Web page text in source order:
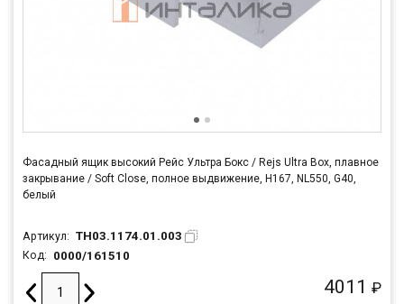
Фасадный ящик высокий Рейс Ультра Бокс / Rejs Ultra Box, плавное
закрывание / Soft Close, полное выдвижение, H167, NL550, G40,
белый
Артикул: TH03.1174.01.003
Код: 0000/161510
4011 ₽